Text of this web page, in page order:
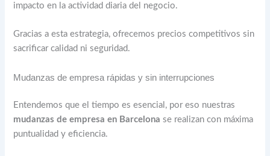
impacto en la actividad diaria del negocio.
Gracias a esta estrategia, ofrecemos precios competitivos sin
sacrificar calidad ni seguridad.
Mudanzas de empresa rápidas y sin interrupciones
Entendemos que el tiempo es esencial, por eso nuestras
mudanzas de empresa en Barcelona se realizan con máxima
puntualidad y eficiencia.